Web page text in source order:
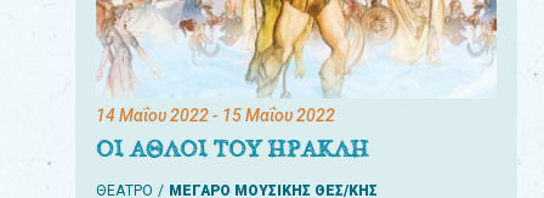
14 Μαΐου 2022- 15 Μαΐου 2022
ΟΙ ΑΘΛΟΙ ΤΟΥ ΗΡΑΚΛΗ
ΘΕΑΤΡΟ ΜΕΓΑΡΟ ΜΟΥΣΙΚΗΣ ΘΕΣ/ΚΗΣ